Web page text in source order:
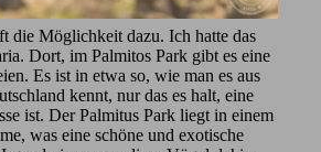
die Möglichkeit dazu. Ich hatte das
Dort, im Palmitos Park gibt es eine
Es ist in etwa so, wie man es aus
kennt, nur das es halt, eine
ist. Der Palmitus Park liegt in einem
was eine schöne und exotische